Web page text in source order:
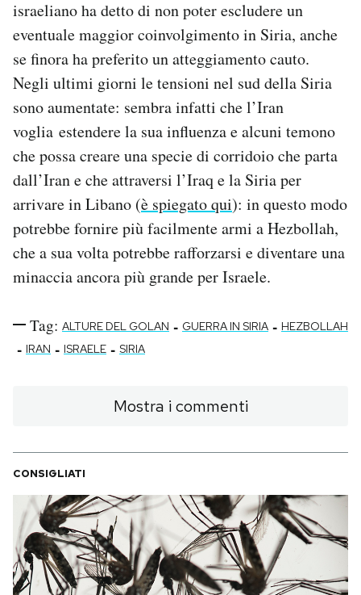
israeliano ha detto di non poter escludere un
eventuale maggior coinvolgimento in Siria, anche
se finora ha preferito un atteggiamento cauto.
Negli ultimi giorni le tensioni nel sud della Siria
sono aumentate: sembra infatti che l’Iran
voglia estendere la sua influenza e alcuni temono
che possa creare una specie di corridoio che parta
dall’Iran e che attraversi l’Iraq e la Siria per
arrivare in Libano (è spiegato qui): in questo modo
potrebbe fornire più facilmente armi a Hezbollah,
che a sua volta potrebbe rafforzarsi e diventare una
minaccia ancora più grande per Israele.
Tag: ALTURE DEL GOLAN - GUERRA IN SIRIA - HEZBOLLAH
- IRAN - ISRAELE - SIRIA
Mostra i commenti
CONSIGLIATI